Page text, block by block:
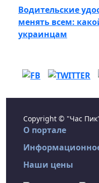
Водительские
менять всем:
украинцам
Copyright © "Час
О портале
Наши цены